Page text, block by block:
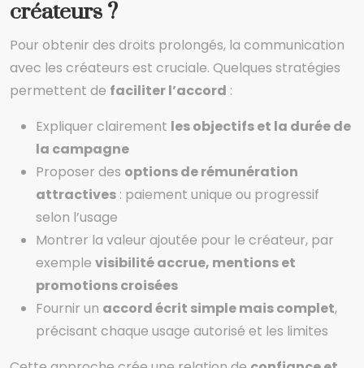
créateurs ?
Pour obtenir des droits prolongés, la communication
avec les créateurs est cruciale. Quelques stratégies
permettent de faciliter l’accord :
Expliquer clairement les objectifs et la durée de
la campagne
Proposer des options de rémunération
attractives : paiement unique ou progressif
selon l’usage
Montrer la valeur ajoutée pour le créateur, par
exemple visibilité accrue, mentions et
promotions croisées
Fournir un accord écrit simple mais complet,
précisant chaque usage autorisé et les limites